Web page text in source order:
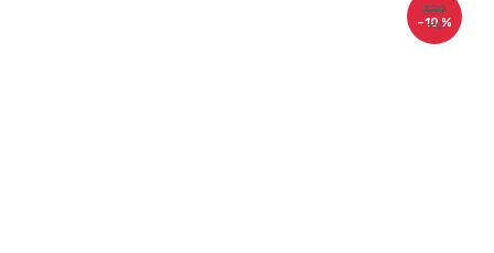
389
Kč
–10 %